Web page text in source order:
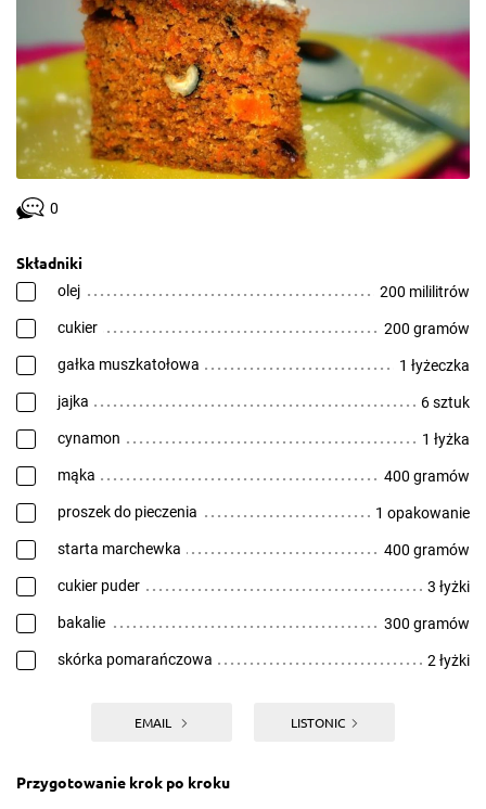
0
Składniki
olej 200 mililitrów
cukier 200 gramów
gałka muszkatołowa 1 łyżeczka
jajka 6 sztuk
cynamon 1 łyżka
mąka 400 gramów
proszek do pieczenia 1 opakowanie
starta marchewka 400 gramów
cukier puder 3 łyżki
bakalie 300 gramów
skórka pomarańczowa 2 łyżki
EMAIL LISTONIC
Przygotowanie krok po kroku